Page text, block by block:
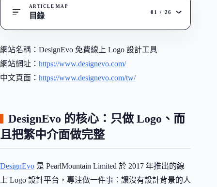
ARTICLE MAP
目錄 01 / 26
網站名稱：DesignEvo 免費線上 Logo 設計工具
網站網址： https://www.designevo.com/
中文頁面： https://www.designevo.com/tw/
DesignEvo 的核心：只做 Logo、而
且把繁中介面做完整
DesignEvo 是 PearlMountain Limited 於 2017 年推出的線
上 Logo 設計平台，專注做一件事：讓沒有設計背景的人